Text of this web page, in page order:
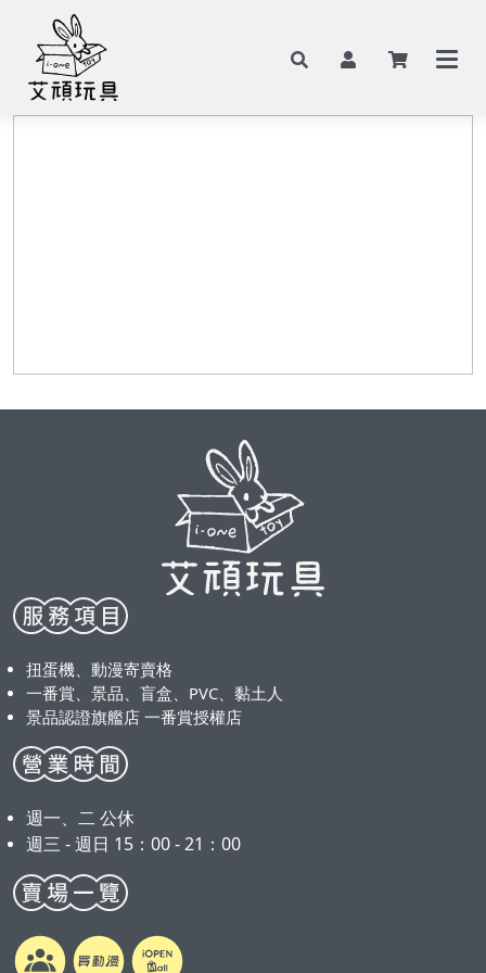
扭蛋機、動漫寄賣格
一番賞、景品、盲盒、PVC、黏土人
景品認證旗艦店 一番賞授權店
週一、二 公休
週三 - 週日 15：00 - 21：00